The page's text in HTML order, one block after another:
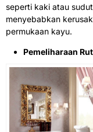
seperti kaki atau
menyebabkan
permukaan kayu.
Pemeliharaan